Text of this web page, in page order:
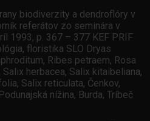
biodiverzity a dendroflóry v
referátov zo seminára v
1993, p. 367 – 377 KEF PRIF
floristika SLO Dryas
Ribes petraem, Rosa
herbacea, Salix kitaibeliana,
Salix reticulata, Čenkov,
nížina, Burda, Tríbeč